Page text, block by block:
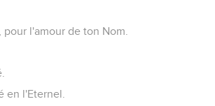
l'amour de ton Nom.
en l'Eternel.